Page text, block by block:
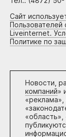
Сайт
Пользователей
Liveinternet.
Политике по
Новости,
компаний»
«реклама»,
«область»,